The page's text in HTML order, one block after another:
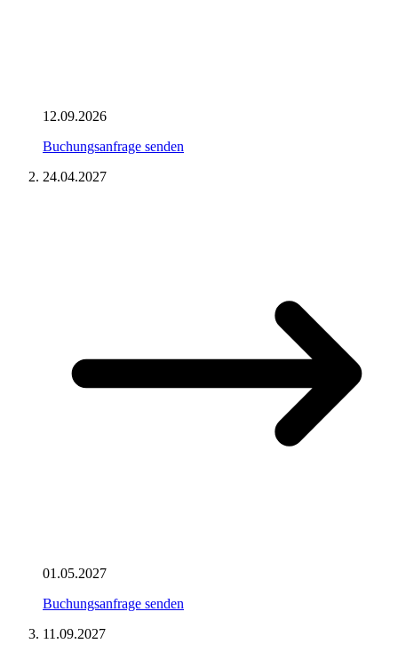
12.09.2026
Buchungsanfrage senden
24.04.2027
01.05.2027
Buchungsanfrage senden
11.09.2027